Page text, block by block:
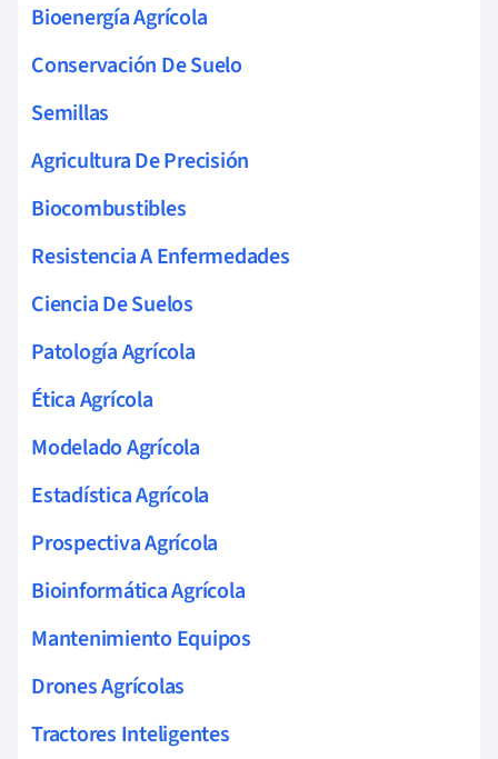
Bioenergía Agrícola
Conservación De Suelo
Semillas
Agricultura De Precisión
Biocombustibles
Resistencia A Enfermedades
Ciencia De Suelos
Patología Agrícola
Ética Agrícola
Modelado Agrícola
Estadística Agrícola
Prospectiva Agrícola
Bioinformática Agrícola
Mantenimiento Equipos
Drones Agrícolas
Tractores Inteligentes